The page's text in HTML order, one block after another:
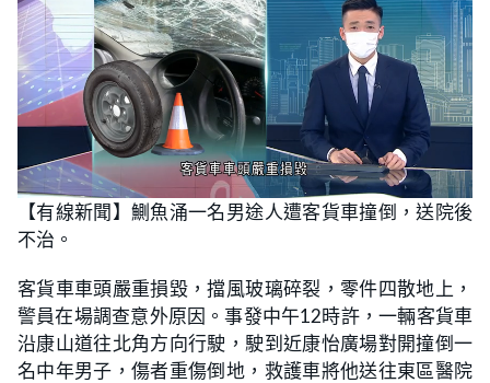
U
n
m
L
o
a
d
0
0
.
0
%
【有線新聞】鰂魚涌一名男途人遭客貨車撞倒，送院後
不治。
客貨車車頭嚴重損毀，擋風玻璃碎裂，零件四散地上，
警員在場調查意外原因。事發中午12時許，一輛客貨車
沿康山道往北角方向行駛，駛到近康怡廣場對開撞倒一
名中年男子，傷者重傷倒地，救護車將他送往東區醫院